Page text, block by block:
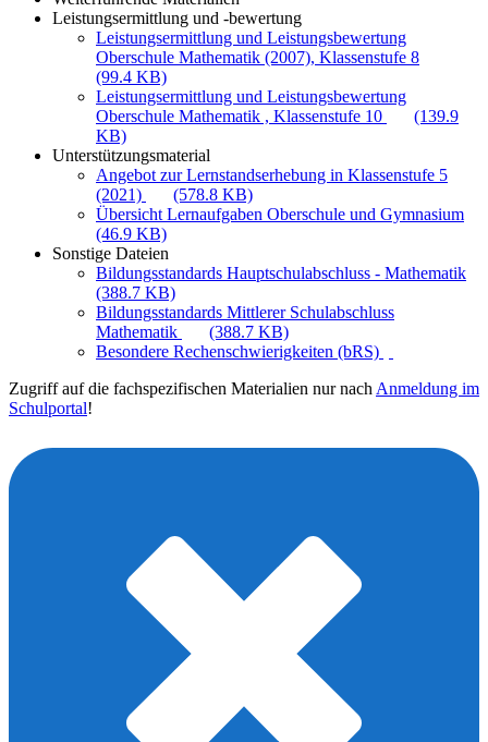
Leistungsermittlung und -bewertung
Leistungsermittlung und Leistungsbewertung
Oberschule Mathematik (2007), Klassenstufe 8
(99.4 KB)
Leistungsermittlung und Leistungsbewertung
Oberschule Mathematik , Klassenstufe 10
(139.9
KB)
Unterstützungsmaterial
Angebot zur Lernstandserhebung in Klassenstufe 5
(2021)
(578.8 KB)
Übersicht Lernaufgaben Oberschule und Gymnasium
(46.9 KB)
Sonstige Dateien
Bildungsstandards Hauptschulabschluss - Mathematik
(388.7 KB)
Bildungsstandards Mittlerer Schulabschluss
Mathematik
(388.7 KB)
Besondere Rechenschwierigkeiten (bRS)
Zugriff auf die fachspezifischen Materialien nur nach Anmeldung im
Schulportal!